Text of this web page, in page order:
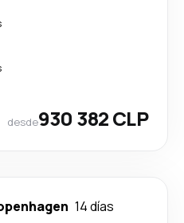
desde930 382 CLP
14 días